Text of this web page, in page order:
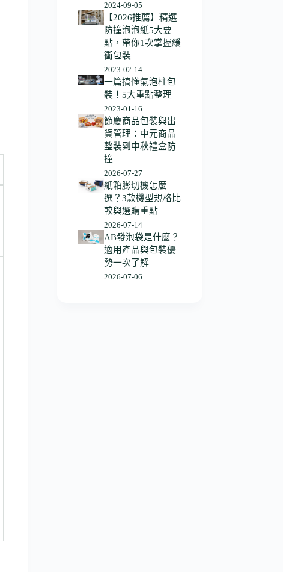
2024-09-05
【2026推薦】精選
防撞泡泡紙5大要
點，帶你1次掌握緩
衝包裝
2023-02-14
一篇搞懂氣泡柱包
裝！5大重點整理
2023-01-16
節慶商品包裝與出
貨管理：中元商品
整裝到中秋禮盒防
撞
2026-07-27
紙箱膨切機怎麼
選？3款機型規格比
較與選購重點
2026-07-14
AB發泡袋是什麼？
適用產品與包裝優
勢一次了解
2026-07-06